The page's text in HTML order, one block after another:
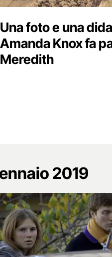
Una foto e una
Amanda Knox fa
Meredith
2019